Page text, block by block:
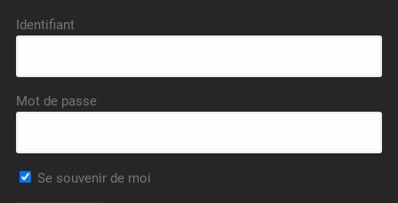
Identifiant
Mot de passe
Se souvenir de moi